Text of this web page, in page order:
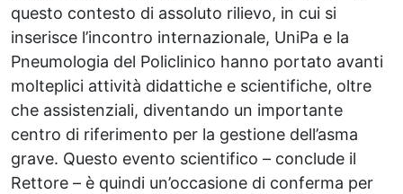
questo contesto di assoluto rilievo, in cui si
inserisce l’incontro internazionale, UniPa e la
Pneumologia del Policlinico hanno portato avanti
molteplici attività didattiche e scientifiche, oltre
che assistenziali, diventando un importante
centro di riferimento per la gestione dell’asma
grave. Questo evento scientifico – conclude il
Rettore – è quindi un’occasione di conferma per